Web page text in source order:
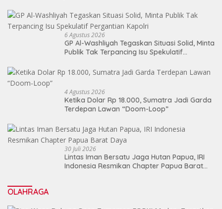
6 Agustus 2026
GP Al-Washliyah Tegaskan Situasi Solid, Minta
Publik Tak Terpancing Isu Spekulatif
4 Agustus 2026
Ketika Dolar Rp 18.000, Sumatra Jadi Garda
Terdepan Lawan “Doom-Loop”
30 Juli 2026
Lintas Iman Bersatu Jaga Hutan Papua, IRI
Indonesia Resmikan Chapter Papua Barat
OLAHRAGA